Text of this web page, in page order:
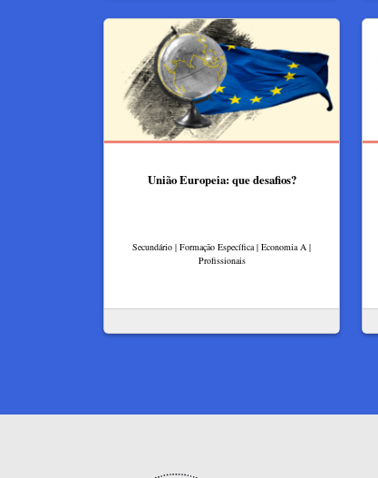
União Europeia: que desafios?
Secundário | Formação Específica | Economia A |
Profissionais